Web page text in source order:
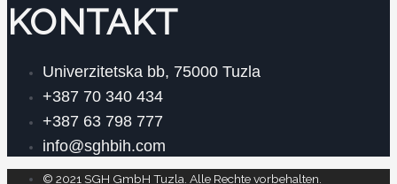
KONTAKT
Univerzitetska bb, 75000 Tuzla
+387 70 340 434
+387 63 798 777
info@sghbih.com
© 2021 SGH GmbH Tuzla. Alle Rechte vorbehalten.